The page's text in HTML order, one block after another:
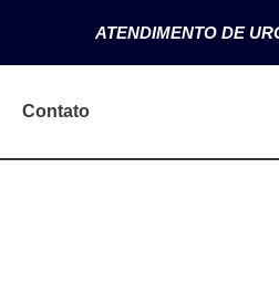
ATENDIMENTO DE
Contato